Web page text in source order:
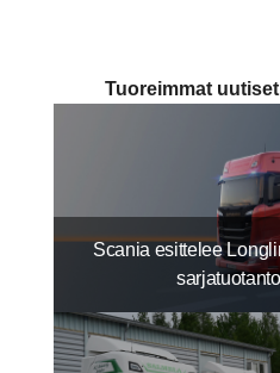
Tuoreimmat
Scania esittelee